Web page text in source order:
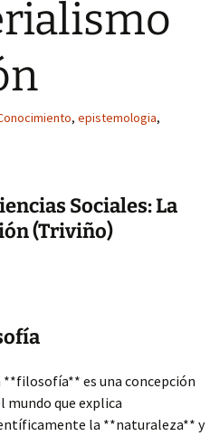
, epistemologia,
Sociales: La
(Triviño)
**filosofía** es una concepción
mundo que explica
la **naturaleza** y